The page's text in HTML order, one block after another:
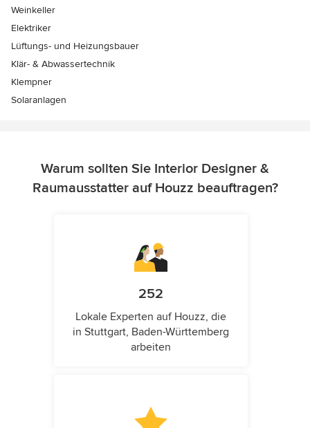
Weinkeller
Elektriker
Lüftungs- und Heizungsbauer
Klär- & Abwassertechnik
Klempner
Solaranlagen
Warum sollten Sie Interior Designer &
Raumausstatter auf Houzz beauftragen?
252
Lokale Experten auf Houzz, die
in Stuttgart, Baden-Württemberg
arbeiten